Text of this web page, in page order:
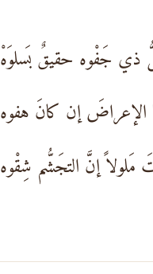
ذي جَفْوه حقيقٌ بَسلوَهْ
الإعراضَ إن كانَ هفوه
مَلولاً إنَّ التجَشُّم شِقْوه